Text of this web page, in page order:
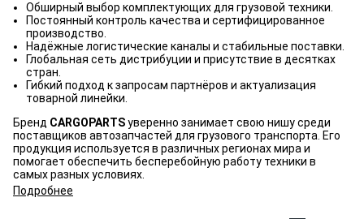
Обширный выбор комплектующих для грузовой техники.
Постоянный контроль качества и сертифицированное
производство.
Надёжные логистические каналы и стабильные поставки.
Глобальная сеть дистрибуции и присутствие в десятках
стран.
Гибкий подход к запросам партнёров и актуализация
товарной линейки.
Бренд CARGOPARTSуверенно занимает свою нишу среди
поставщиков автозапчастей для грузового транспорта. Его
продукция используется в различных регионах мира и
помогает обеспечить бесперебойную работу техники в
самых разных условиях.
Подробнее